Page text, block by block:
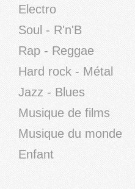
Electro
Soul - R'n'B
Rap - Reggae
Hard rock - Métal
Jazz - Blues
Musique de films
Musique du monde
Enfant